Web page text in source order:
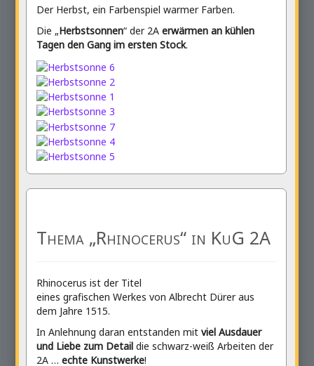
Der Herbst, ein Farbenspiel warmer Farben.
Die „Herbstsonnen“ der 2A erwärmen an kühlen
Tagen den Gang im ersten Stock.
Thema „Rhinocerus“ in KuG 2A
Rhinocerus ist der Titel
eines grafischen Werkes von Albrecht Dürer aus
dem Jahre 1515.
In Anlehnung daran entstanden mit viel Ausdauer
und Liebe zum Detail die schwarz-weiß Arbeiten der
2A … echte Kunstwerke!